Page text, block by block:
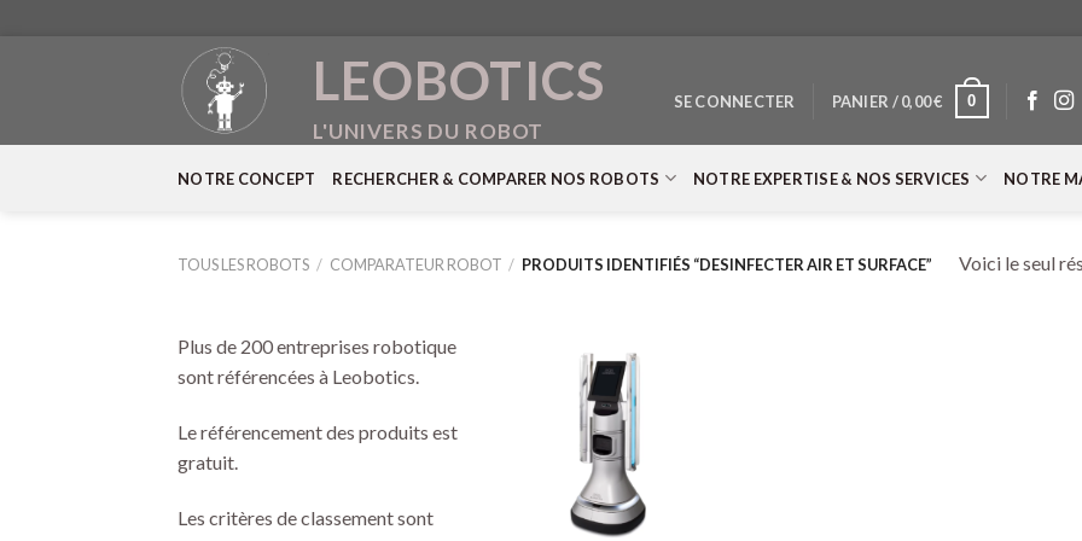
LEOBOTICS
L'UNIVERS DU ROBOT
SE CONNECTER PANIER /0,00€ 0
NOTRE CONCEPT RECHERCHER & COMPARER NOS ROBOTS NOTRE EXPERTISE & NOS SERVICES NOTRE
TOUS LES ROBOTS / COMPARATEUR ROBOT / PRODUITS IDENTIFIÉS “DESINFECTER AIR ET SURFACE” Voici le seul
Plus de 200 entreprises robotique
sont référencées à Leobotics.
Le référencement des produits est
gratuit.
Les critères de classement sont